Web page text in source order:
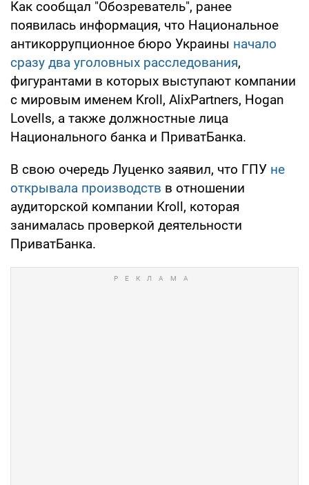
Как сообщал "Обозреватель", ранее
появилась информация, что Национальное
антикоррупционное бюро Украины начало
сразу два уголовных расследования,
фигурантами в которых выступают компании
с мировым именем Kroll, AlixPartners, Hogan
Lovells, а также должностные лица
Национального банка и ПриватБанка.
В свою очередь Луценко заявил, что ГПУ не
открывала производств в отношении
аудиторской компании Kroll, которая
занималась проверкой деятельности
ПриватБанка.